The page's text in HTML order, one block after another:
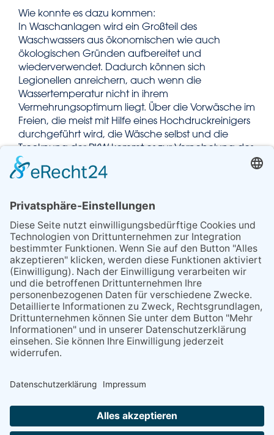
Wie konnte es dazu kommen:
In Waschanlagen wird ein Großteil des
Waschwassers aus ökonomischen wie auch
ökologischen Gründen aufbereitet und
wiederverwendet. Dadurch können sich
Legionellen anreichern, auch wenn die
Wassertemperatur nicht in ihrem
Vermehrungsoptimum liegt. Über die Vorwäsche im
Freien, die meist mit Hilfe eines Hochdruckreinigers
durchgeführt wird, die Wäsche selbst und die
Trocknung der PKW kommt es zur Vernebelung des
Wassers, welches so sowohl in die Atemwege der
Mitarbeiter als auch die der Kunden gelangen
Als vorbeugenden Arbeits- und
Verbraucherschutzmaßnahme ist daher trotz
bisher fehlender gesetzlicher Vorgaben eine
Legionellenuntersuchung anzuraten.
Wenn Sie Interesse an näheren Informationen bzw.
einer Beratung zu dieser Thematik haben, können
Sie sich gerne an unsere Mitarbeiterin Frau Sylvia
Eckhardt wenden (Tel.: 02762/9740-83
odersylvia.eckhardt@horn-co.de).
Voriger
Zurück zur Übersicht